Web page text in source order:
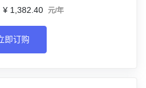
¥ 1,382.40 元/年
即订购